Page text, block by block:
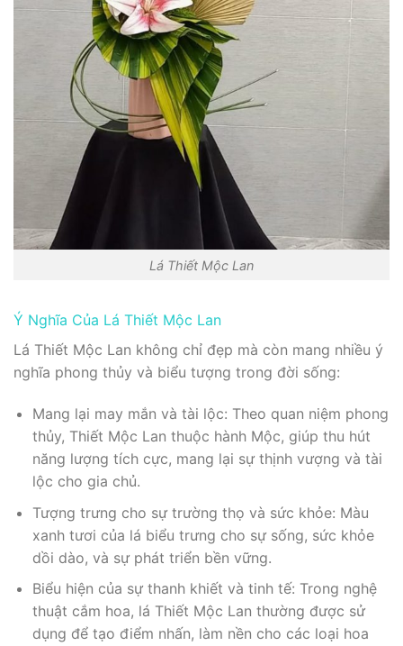
Lá Thiết Mộc Lan
Ý Nghĩa Của Lá Thiết Mộc Lan
Lá Thiết Mộc Lan không chỉ đẹp mà còn mang nhiều ý
nghĩa phong thủy và biểu tượng trong đời sống:
Mang lại may mắn và tài lộc: Theo quan niệm phong
thủy, Thiết Mộc Lan thuộc hành Mộc, giúp thu hút
năng lượng tích cực, mang lại sự thịnh vượng và tài
lộc cho gia chủ.
Tượng trưng cho sự trường thọ và sức khỏe: Màu
xanh tươi của lá biểu trưng cho sự sống, sức khỏe
dồi dào, và sự phát triển bền vững.
Biểu hiện của sự thanh khiết và tinh tế: Trong nghệ
thuật cắm hoa, lá Thiết Mộc Lan thường được sử
dụng để tạo điểm nhấn, làm nền cho các loại hoa